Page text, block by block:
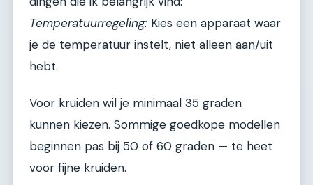
Temperatuurregeling: Kies een apparaat waar
je de temperatuur instelt, niet alleen aan/uit
hebt.
Voor kruiden wil je minimaal 35 graden
kunnen kiezen. Sommige goedkope modellen
beginnen pas bij 50 of 60 graden — te heet
voor fijne kruiden.